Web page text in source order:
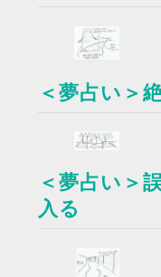
＜夢占い＞
＜夢占い＞
入る